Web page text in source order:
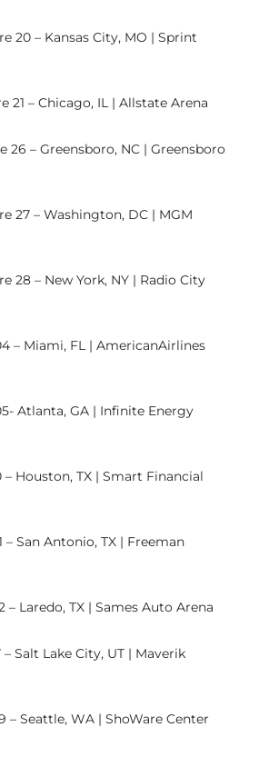
20 – Kansas City, MO | Sprint
21 – Chicago, IL | Allstate Arena
26 – Greensboro, NC | Greensboro
27 – Washington, DC | MGM
28 – New York, NY | Radio City
– Miami, FL | AmericanAirlines
Atlanta, GA | Infinite Energy
– Houston, TX | Smart Financial
– San Antonio, TX | Freeman
– Laredo, TX | Sames Auto Arena
– Salt Lake City, UT | Maverik
– Seattle, WA | ShoWare Center